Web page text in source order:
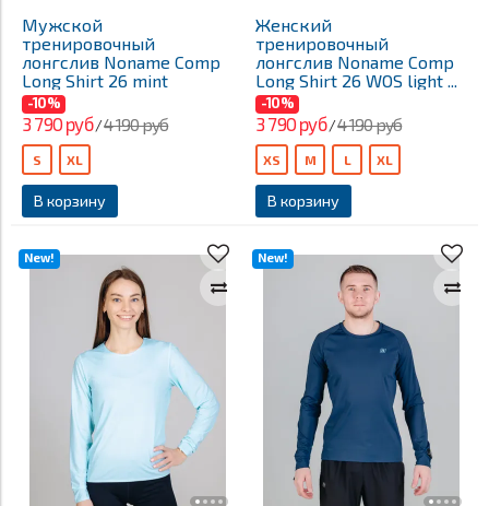
Мужской
тренировочный
лонгслив Noname Comp
Long Shirt 26 mint
-10%
3 790 руб/4 190 руб
В корзину
S XL
Женский
тренировочный
лонгслив Noname Comp
Long Shirt 26 WOS light ...
-10%
3 790 руб/4 190 руб
В корзину
XS M L XL
New! New!